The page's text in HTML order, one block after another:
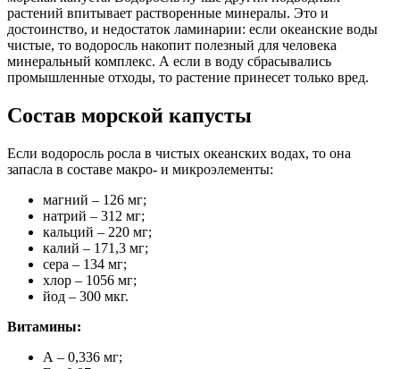
растений впитывает растворенные минералы. Это и
достоинство, и недостаток ламинарии: если океанские воды
чистые, то водоросль накопит полезный для человека
минеральный комплекс. А если в воду сбрасывались
промышленные отходы, то растение принесет только вред.
Состав морской капусты
Если водоросль росла в чистых океанских водах, то она
запасла в составе макро- и микроэлементы:
магний – 126 мг;
натрий – 312 мг;
кальций – 220 мг;
калий – 171,3 мг;
сера – 134 мг;
хлор – 1056 мг;
йод – 300 мкг.
Витамины:
А – 0,336 мг;